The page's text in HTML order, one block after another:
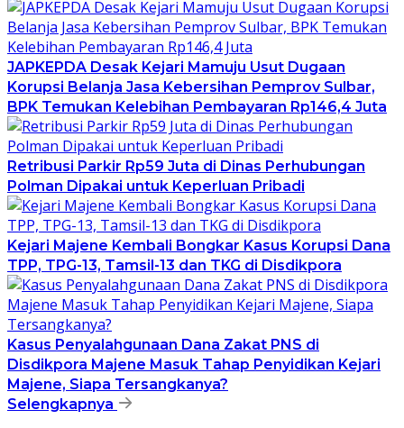
JAPKEPDA Desak Kejari Mamuju Usut Dugaan
Korupsi Belanja Jasa Kebersihan Pemprov Sulbar,
BPK Temukan Kelebihan Pembayaran Rp146,4 Juta
Retribusi Parkir Rp59 Juta di Dinas Perhubungan
Polman Dipakai untuk Keperluan Pribadi
Kejari Majene Kembali Bongkar Kasus Korupsi Dana
TPP, TPG-13, Tamsil-13 dan TKG di Disdikpora
Kasus Penyalahgunaan Dana Zakat PNS di
Disdikpora Majene Masuk Tahap Penyidikan Kejari
Majene, Siapa Tersangkanya?
Selengkapnya